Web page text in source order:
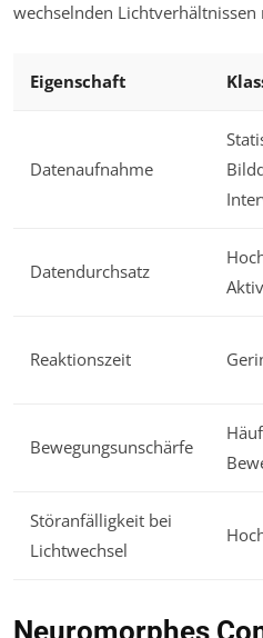
wechselnden Lichtverhältnissen
Eigenschaft
Datenaufnahme
Datendurchsatz
Reaktionszeit
Bewegungsunschärfe
Störanfälligkeit bei
Lichtwechsel
Neuromorphes